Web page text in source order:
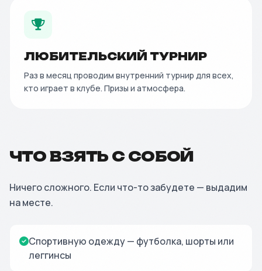
ЛЮБИТЕЛЬСКИЙ ТУРНИР
Раз в месяц проводим внутренний турнир для всех,
кто играет в клубе. Призы и атмосфера.
ЧТО ВЗЯТЬ С СОБОЙ
Ничего сложного. Если что-то забудете — выдадим
на месте.
Спортивную одежду — футболка, шорты или
леггинсы